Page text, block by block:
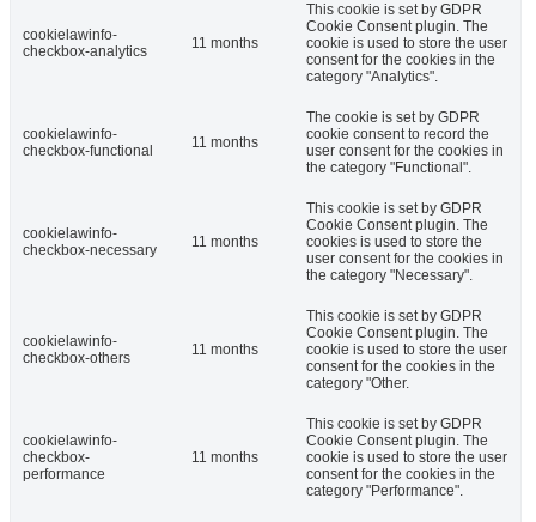
cookielawinfo-
checkbox-analytics
11 months
This cookie is set by GDPR
Cookie Consent plugin. The
cookie is used to store the user
consent for the cookies in the
category "Analytics".
cookielawinfo-
checkbox-functional
11 months
The cookie is set by GDPR
cookie consent to record the
user consent for the cookies in
the category "Functional".
cookielawinfo-
checkbox-necessary
11 months
This cookie is set by GDPR
Cookie Consent plugin. The
cookies is used to store the
user consent for the cookies in
the category "Necessary".
cookielawinfo-
checkbox-others
11 months
This cookie is set by GDPR
Cookie Consent plugin. The
cookie is used to store the user
consent for the cookies in the
category "Other.
cookielawinfo-
checkbox-
performance
11 months
This cookie is set by GDPR
Cookie Consent plugin. The
cookie is used to store the user
consent for the cookies in the
category "Performance".